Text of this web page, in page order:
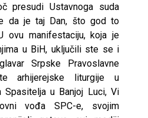
presudi Ustavnoga suda
da je taj Dan, što god to
ovu manifestaciju, koja je
u BiH, uključili ste se i
Srpske Pravoslavne
arhijerejske liturgije u
Spasitelja u Banjoj Luci, Vi
vođa SPC-e, svojim